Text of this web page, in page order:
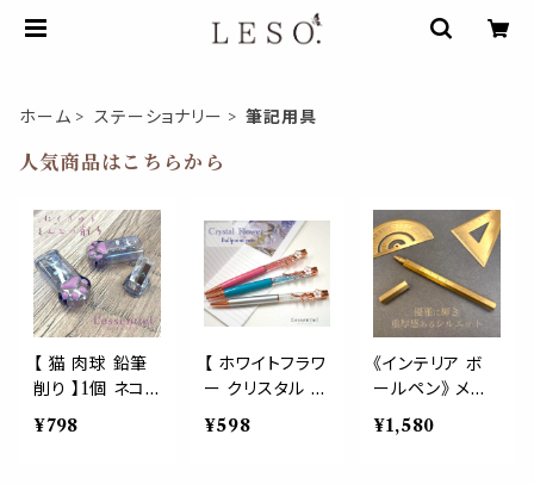
ホーム ステーショナリー 筆記用具
人気商品はこちらから
【 猫 肉球 鉛筆
削り 】1個 ネコ
可愛い ペット 眉
ペン アイ ブロウ
¥798
【 ホワイトフラワ
ー クリスタル ボ
ールペン 】油性
1.0mm 黒イン
¥598
《インテリア ボ
ールペン》 メゾ
ン ゴールド 目盛
付き 青山 銀座
¥1,580